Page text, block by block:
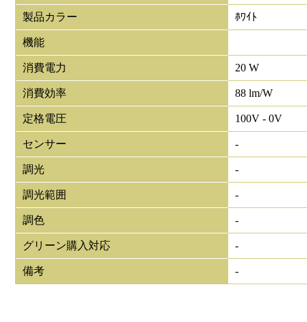
製品カラー ﾎﾜｲﾄ
機能
消費電力 20 W
消費効率 88 lm/W
定格電圧 100V - 0V
センサー -
調光 -
調光範囲 -
調色 -
グリーン購入対応 -
備考 -